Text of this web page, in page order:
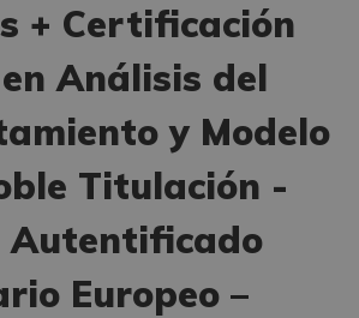
+ Certificación
Análisis del
y Modelo
Titulación -
Autentificado
Europeo –